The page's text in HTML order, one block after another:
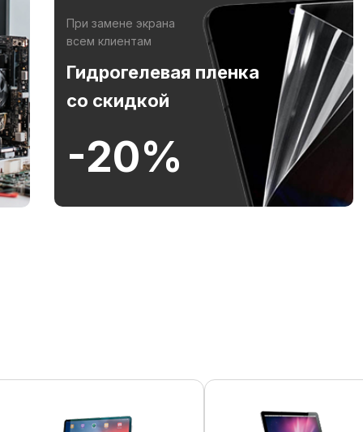
При замене экрана
всем клиентам
Гидрогелевая пленка
со скидкой
-20%